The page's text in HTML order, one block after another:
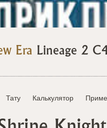
Era Lineage 2
Тату Калькулятор